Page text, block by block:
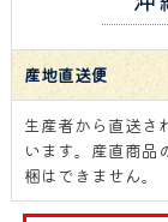
産地直送便
生産者から直送さ
います。産直商品
梱はできません。